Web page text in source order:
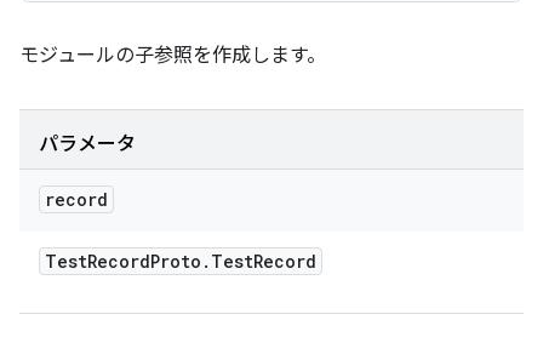
モジュールの子参照を作成します。
パラメータ
record
TestRecordProto . TestRecord